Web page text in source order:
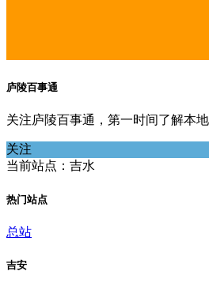
庐陵百事通
关注庐陵百事通，第一时间了解本
关注
当前站点：吉水
热门站点
总站
吉安